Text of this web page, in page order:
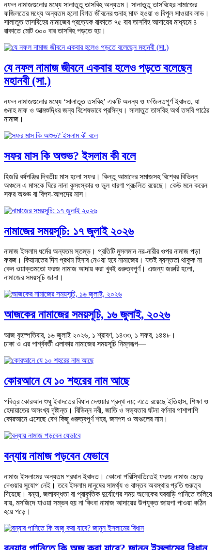
নফল নামাজগুলোর মধ্যে সালাতুতু তাসবিহ অন্যতম। সালাতুতু তাসবিহের নামাজের
ফজিলতের মধ্যে অন্যতম হলো বিগত জীবনের গুনাহ মাফ হওয়া ও বিপুল সাওয়াব লাভ।
সালাতুত তাসবিহের নামাজের প্রত্যেক রাকাতে ৭৫ বার তাসবিহ আদায়ের মাধ্যমে ৪
রাকাতে মোট ৩০০ বার তাসবিহ পড়তে হয়।
যে নফল নামাজ জীবনে একবার হলেও পড়তে বলেছেন
মহানবী (সা.)
নফল নামাজগুলোর মধ্যে ‘সালাতুত তসবিহ’ একটি অনন্য ও ফজিলতপূর্ণ ইবাদত, যা
গুনাহ মাফ ও আত্মশুদ্ধির জন্য বিশেষভাবে প্রসিদ্ধ। সালাতুত তাসবিহ অর্থ তসবি পাঠের
নামাজ।
সফর মাস কি অশুভ? ইসলাম কী বলে
হিজরি বর্ষপঞ্জির দ্বিতীয় মাস হলো সফর। কিন্তু আমাদের সমাজসহ বিশ্বের বিভিন্ন
অঞ্চলে এ মাসকে ঘিরে নানা কুসংস্কার ও ভুল ধারণা প্রচলিত রয়েছে। কেউ মনে করেন
সফর অশুভ বা বিপদ-আপদের মাস।
নামাজের সময়সূচি: ১৭ জুলাই ২০২৬
নামাজ ইসলাম ধর্মের অন্যতম স্তম্ভ। প্রতিটি মুসলমান নর-নারীর ওপর নামাজ পড়া
ফরজ। কিয়ামতের দিন প্রথম হিসাব নেওয়া হবে নামাজের। যতই ব্যস্ততা থাকুক না
কেন ওয়াক্তমতো ফরজ নামাজ আদায় করা খুবই গুরুত্বপূর্ণ। এজন্য জরুরি হলো,
নামাজের সময়সূচি জানা।
আজকের নামাজের সময়সূচি, ১৬ ‍জুলাই, ২০২৬
আজ বৃহস্পতিবার, ১৬ জুলাই ২০২৬, ১ শ্রাবণ, ১৪৩৩, ১ সফর, ১৪৪৮।
ঢাকা ও এর পার্শ্ববর্তী এলাকার নামাজের সময়সূচি নিম্নরূপ—
কোরআনে যে ১০ শহরের নাম আছে
পবিত্র কোরআন শুধু ইবাদতের বিধান দেওয়ার গ্রন্থ নয়; এতে রয়েছে ইতিহাস, শিক্ষা ও
হেদায়াতের অসংখ্য দৃষ্টান্ত। বিভিন্ন নবী, জাতি ও সভ্যতার ঘটনা বর্ণনার পাশাপাশি
কোরআনে এসেছে বেশ কিছু গুরুত্বপূর্ণ শহর, জনপদ ও অঞ্চলের নাম।
বন্যায় নামাজ পড়বেন যেভাবে
নামাজ ইসলামের অন্যতম প্রধান ইবাদত। কোনো পরিস্থিতিতেই ফরজ নামাজ ছেড়ে
দেওয়ার সুযোগ নেই। তবে ইসলাম মানুষের সামর্থ্য ও বাস্তব অবস্থার প্রতি গুরুত্ব
দিয়েছে। বন্যা, জলাবদ্ধতা বা প্রাকৃতিক দুর্যোগের সময় অনেকের ঘরবাড়ি পানিতে তলিয়ে
যায়, মসজিদে যাওয়া সম্ভব হয় না কিংবা নামাজ আদায়ের উপযুক্ত জায়গা পাওয়া কঠিন
হয়ে পড়ে।